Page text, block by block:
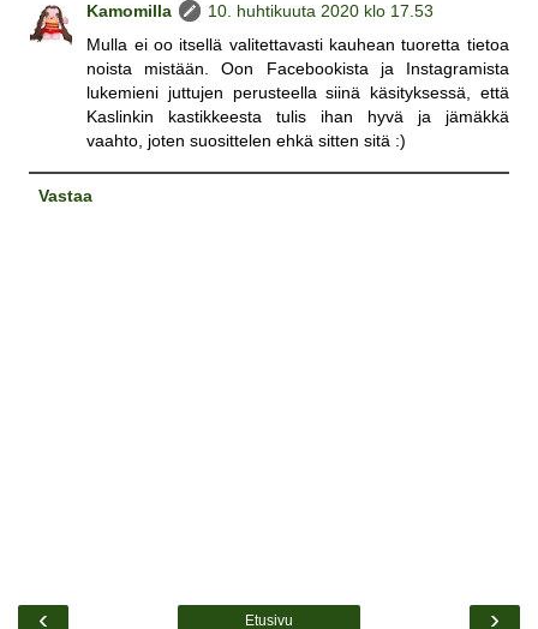
Kamomilla
10. huhtikuuta 2020 klo 17.53
Mulla ei oo itsellä valitettavasti kauhean tuoretta tietoa
noista mistään. Oon Facebookista ja Instagramista
lukemieni juttujen perusteella siinä käsityksessä, että
Kaslinkin kastikkeesta tulis ihan hyvä ja jämäkkä
vaahto, joten suosittelen ehkä sitten sitä :)
Vastaa
‹ ›
Etusivu